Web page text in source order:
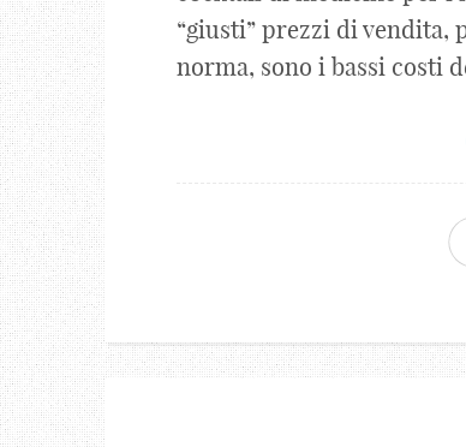
“giusti” prezzi di vendita,
norma, sono i bassi costi